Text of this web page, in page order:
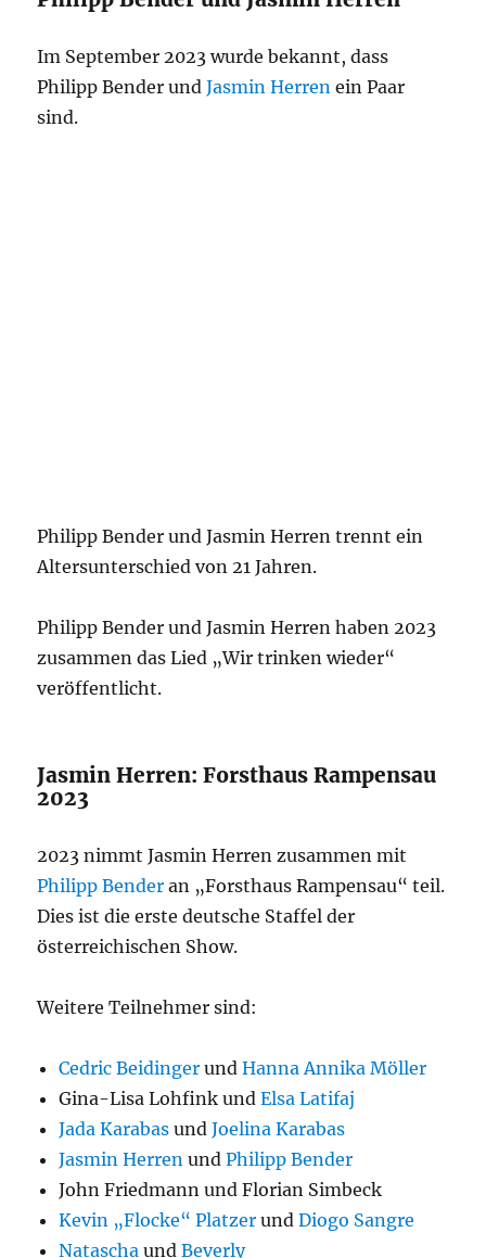
Im September 2023 wurde bekannt, dass
Philipp Bender undJasmin Herren ein Paar
sind.
Philipp Bender und Jasmin Herren trennt ein
Altersunterschied von 21 Jahren.
Philipp Bender und Jasmin Herren haben 2023
zusammen das Lied „Wir trinken wieder“
veröffentlicht.
Jasmin Herren: Forsthaus Rampensau
2023
2023 nimmt Jasmin Herren zusammen mit
Philipp Bender an „Forsthaus Rampensau“ teil.
Dies ist die erste deutsche Staffel der
österreichischen Show.
Weitere Teilnehmer sind:
Cedric Beidinger undHanna Annika Möller
Gina-Lisa Lohfink undElsa Latifaj
Jada Karabas undJoelina Karabas
Jasmin Herren undPhilipp Bender
John Friedmann und Florian Simbeck
Kevin „Flocke“ Platzer undDiogo Sangre
Natascha undBeverly